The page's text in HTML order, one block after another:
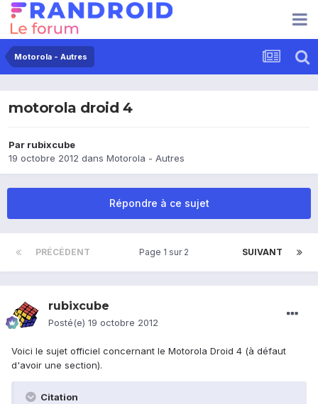
Motorola - Autres
motorola droid 4
Par rubixcube
19 octobre 2012 dans Motorola - Autres
Répondre à ce sujet
PRÉCÉDENT SUIVANT
Page 1 sur 2
rubixcube
Posté(e) 19 octobre 2012
Voici le sujet officiel concernant le Motorola Droid 4 (à défaut
d'avoir une section).
Citation